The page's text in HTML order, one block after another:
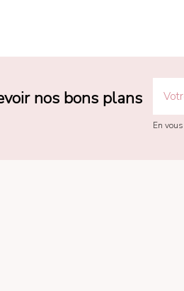
nos bons plans
En